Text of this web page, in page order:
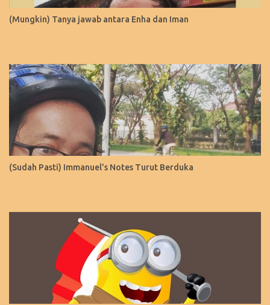
(Mungkin) Tanya jawab antara Enha dan Iman
(Sudah Pasti) Immanuel's Notes Turut Berduka